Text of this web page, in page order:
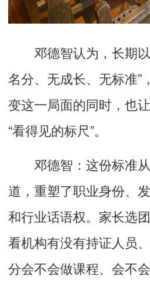
邓德智认为，长期以
名分、无成长、无标准”
变这一局面的同时，也
“看得见的标尺”。
邓德智：这份标准从
道，重塑了职业身份、
和行业话语权。家长选
看机构有没有持证人员
分会不会做课程、会不